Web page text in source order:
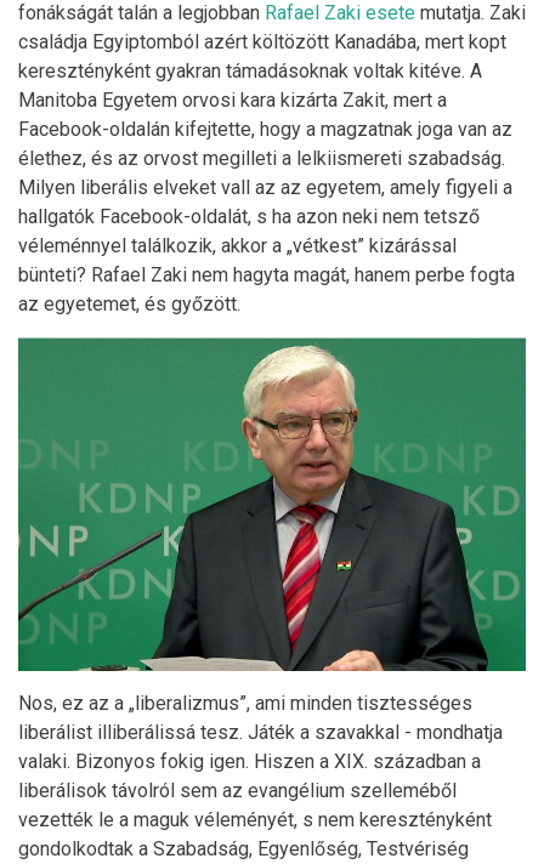
fonákságát talán a legjobban Rafael Zaki esete mutatja. Zaki
családja Egyiptomból azért költözött Kanadába, mert kopt
keresztényként gyakran támadásoknak voltak kitéve. A
Manitoba Egyetem orvosi kara kizárta Zakit, mert a
Facebook-oldalán kifejtette, hogy a magzatnak joga van az
élethez, és az orvost megilleti a lelkiismereti szabadság.
Milyen liberális elveket vall az az egyetem, amely figyeli a
hallgatók Facebook-oldalát, s ha azon neki nem tetsző
véleménnyel találkozik, akkor a „vétkest” kizárással
bünteti? Rafael Zaki nem hagyta magát, hanem perbe fogta
az egyetemet, és győzött.
Nos, ez az a „liberalizmus”, ami minden tisztességes
liberálist illiberálissá tesz. Játék a szavakkal - mondhatja
valaki. Bizonyos fokig igen. Hiszen a XIX. században a
liberálisok távolról sem az evangélium szelleméből
vezették le a maguk véleményét, s nem keresztényként
gondolkodtak a Szabadság, Egyenlőség, Testvériség